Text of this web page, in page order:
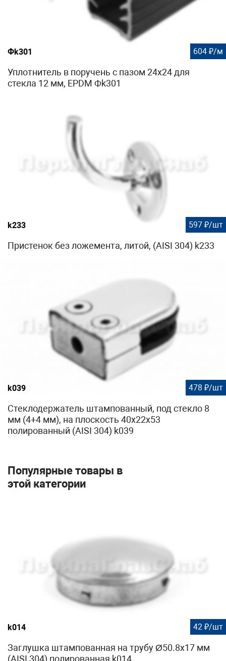
Фk301 604 ₽/м
Уплотнитель в поручень с пазом 24х24 для
стекла 12 мм, EPDM Фk301
k233 597 ₽/шт
Пристенок без ложемента, литой, (AISI 304) k233
k039 478 ₽/шт
Стеклодержатель штампованный, под стекло 8
мм (4+4 мм), на плоскость 40х22х53
полированный (AISI 304) k039
Популярные товары в
этой категории
k014 42 ₽/шт
Заглушка штампованная на трубу Ø50.8х17 мм
(AISI 304) полированная k014